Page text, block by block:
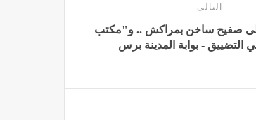
التالى
صفيح ساخن بمراكش .. و"مكتب
التضييق - بوابة المدينة برس